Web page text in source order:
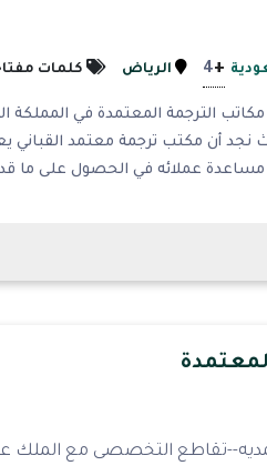
+
4 الرياض كلمات
الترجمة المعتمدة في المملكة
نجد أن مكتب ترجمة معتمد القباني
عملائه في الحصول على ما
تقاطع التخصصى مع الملك عبد